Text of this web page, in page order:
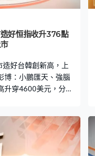
好恒指收升376點
好台韓創新高，上
博：小鵬匯天、強腦
升穿4600美元，分